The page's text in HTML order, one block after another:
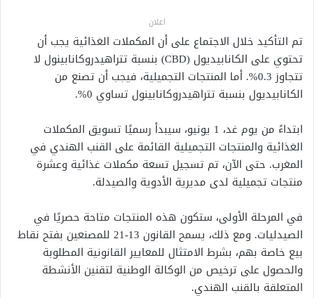
اعلان
تم التأكيد خلال الاجتماع على أن المكملات الغذائية يجب أن
تحتوي على الكانابيديول (CBD) بنسبة تتراهيدروكانابينول لا
تتجاوز 0.3%. أما المنتجات التجميلية، فيجب أن تصنع من
الكانابيديول بنسبة تتراهيدروكانابينول تساوي 0%.
ابتداءً من يوم غد، 1 يونيو، سيبدأ رسميًا تسويق المكملات
الغذائية والمنتجات التجميلية القائمة على القنب الهندي في
المغرب. حتى الآن، تم تسجيل تسعة مكملات غذائية وعشرة
منتجات تجميلية لدى مديرية الأدوية والصيدلة.
في المرحلة الأولى، ستكون هذه المنتجات متاحة حصريًا في
الصيدليات. ومع ذلك، يسمح القانون 13-21 للمصنعين بفتح نقاط
بيع خاصة بهم، بشرط الامتثال للمعايير القانونية المطلوبة
والحصول على ترخيص من الوكالة الوطنية لتقنين الأنشطة
المتعلقة بالقنب الهندي.